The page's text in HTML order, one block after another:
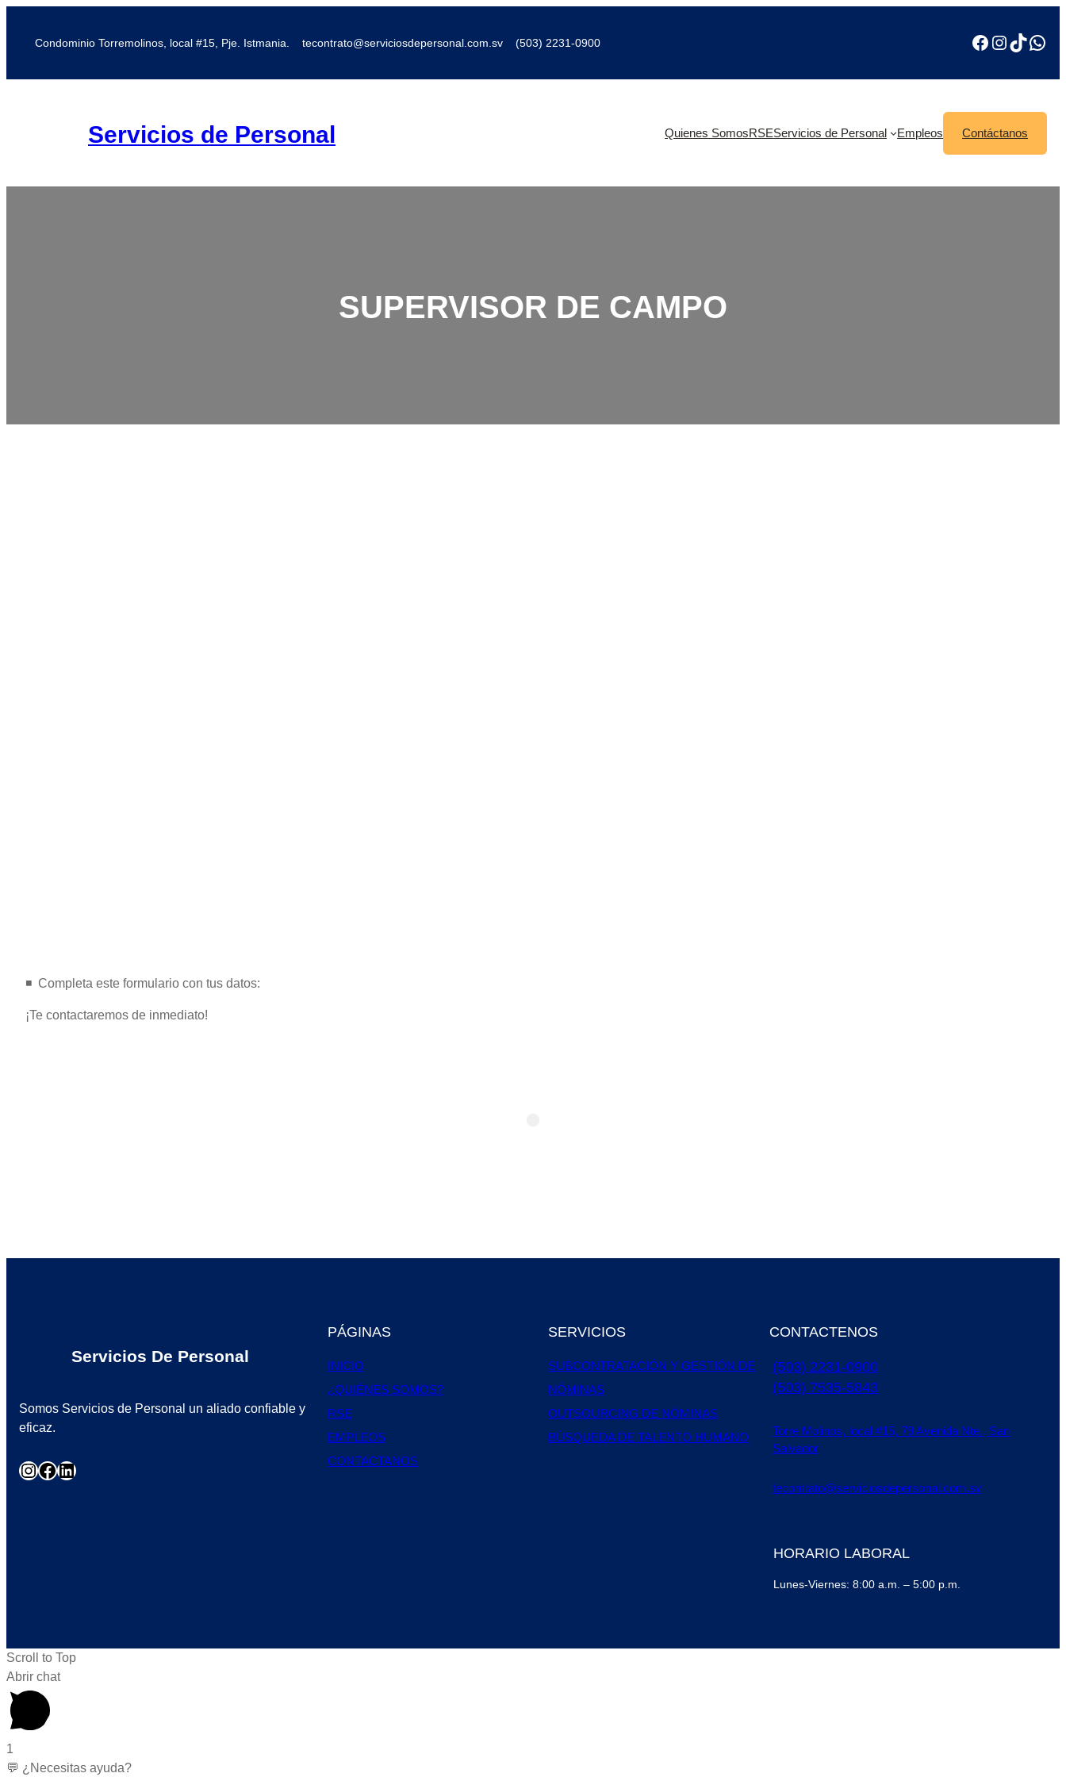
Condominio Torremolinos, local #15, Pje. Istmania. tecontrato@serviciosdepersonal.com.sv (503) 2231-0900
Servicios de Personal Quienes SomosRSEServicios de Personal Empleos Contáctanos
SUPERVISOR DE CAMPO
◾️ ️ Completa este formulario con tus datos:
¡Te contactaremos de inmediato!
Servicios De Personal
Somos Servicios de Personal un aliado confiable y
eficaz.
PÁGINAS
INICIO
¿QUIÉNES SOMOS?
RSE
EMPLEOS
CONTACTANOS
SERVICIOS
SUBCONTRATACIÓN Y GESTIÓN DE
NÓMINAS
OUTSOURCING DE NÓMINAS
BÚSQUEDA DE TALENTO HUMANO
CONTACTENOS
(503) 2231-0900
(503) 7535-5843
Torre Molinos, local #15, 79 Avenida Nte., San
Salvador
tecontrato@serviciosdepersonal.com.sv
HORARIO LABORAL
Lunes-Viernes: 8:00 a.m. – 5:00 p.m.
Scroll to Top
Abrir chat
1
💬 ¿Necesitas ayuda?